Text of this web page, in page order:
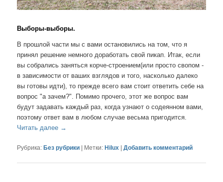
Выборы-выборы.
В прошлой части мы с вами остановились на том, что я
принял решение немного доработать свой пикап. Итак, если
вы собрались заняться корче-строением(или просто свопом -
в зависимости от ваших взглядов и того, насколько далеко
вы готовы идти), то прежде всего вам стоит ответить себе на
вопрос "а зачем?". Помимо прочего, этот же вопрос вам
будут задавать каждый раз, когда узнают о содеянном вами,
поэтому ответ вам в любом случае весьма пригодится.
Читать далее →
Рубрика: Без рубрики | Метки: Hilux |Добавить комментарий